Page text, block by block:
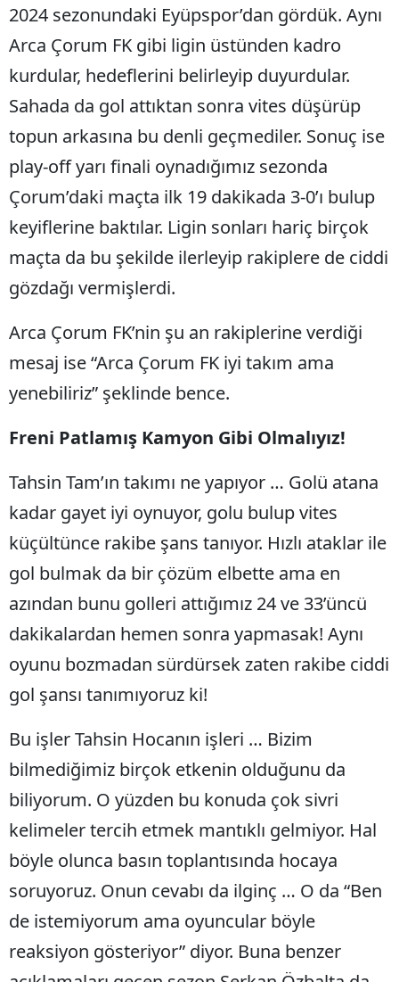
Kırklareli
Kocaeli
Konya
Kütahya
Manisa
Muğla
Nevşehir
Ordu
Rize
Sakarya
Samsun
Tekirdağ
Tokat
Trabzon
Tunceli
Şanlıurfa
Uşak
Van
2024 sezonundaki Eyüpspor’dan gördük. Aynı
Arca Çorum FK gibi ligin üstünden kadro
kurdular, hedeflerini belirleyip duyurdular.
Sahada da gol attıktan sonra vites düşürüp
topun arkasına bu denli geçmediler. Sonuç ise
play-off yarı finali oynadığımız sezonda
Çorum’daki maçta ilk 19 dakikada 3-0’ı bulup
keyiflerine baktılar. Ligin sonları hariç birçok
maçta da bu şekilde ilerleyip rakiplere de ciddi
gözdağı vermişlerdi.
Arca Çorum FK’nin şu an rakiplerine verdiği
mesaj ise “Arca Çorum FK iyi takım ama
yenebiliriz” şeklinde bence.
Freni Patlamış Kamyon Gibi Olmalıyız!
Tahsin Tam’ın takımı ne yapıyor … Golü atana
kadar gayet iyi oynuyor, golu bulup vites
küçültünce rakibe şans tanıyor. Hızlı ataklar ile
gol bulmak da bir çözüm elbette ama en
azından bunu golleri attığımız 24 ve 33’üncü
dakikalardan hemen sonra yapmasak! Aynı
oyunu bozmadan sürdürsek zaten rakibe ciddi
gol şansı tanımıyoruz ki!
Bu işler Tahsin Hocanın işleri … Bizim
bilmediğimiz birçok etkenin olduğunu da
biliyorum. O yüzden bu konuda çok sivri
kelimeler tercih etmek mantıklı gelmiyor. Hal
böyle olunca basın toplantısında hocaya
soruyoruz. Onun cevabı da ilginç … O da “Ben
de istemiyorum ama oyuncular böyle
reaksiyon gösteriyor” diyor. Buna benzer